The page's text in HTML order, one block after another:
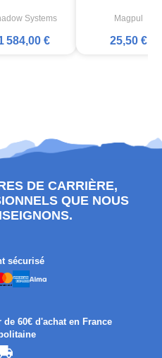
Systems
584,00 €
Magpul
25,50 €
DE CARRIÈRE,
QUE NOUS
sécurisé
60€ d'achat en France